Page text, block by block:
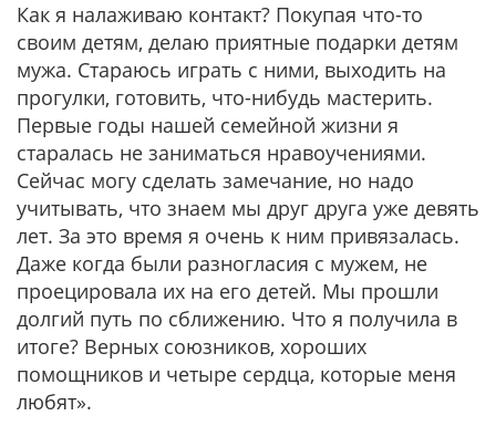
Как я налаживаю контакт? Покупая что-то
своим детям, делаю приятные подарки детям
мужа. Стараюсь играть с ними, выходить на
прогулки, готовить, что-нибудь мастерить.
Первые годы нашей семейной жизни я
старалась не заниматься нравоучениями.
Сейчас могу сделать замечание, но надо
учитывать, что знаем мы друг друга уже девять
лет. За это время я очень к ним привязалась.
Даже когда были разногласия с мужем, не
проецировала их на его детей. Мы прошли
долгий путь по сближению. Что я получила в
итоге? Верных союзников, хороших
помощников и четыре сердца, которые меня
любят».